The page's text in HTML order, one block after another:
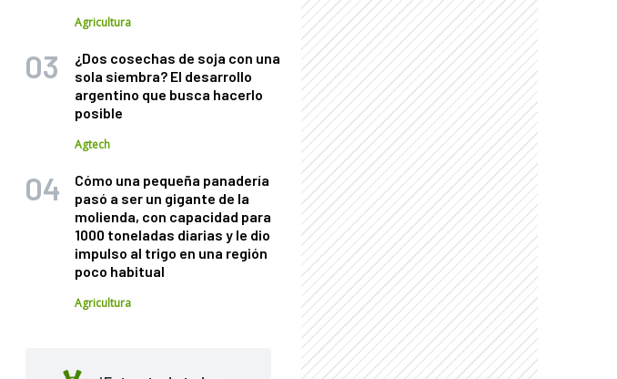
Agricultura
¿Dos cosechas de soja con una
sola siembra? El desarrollo
argentino que busca hacerlo
posible
Agtech
Cómo una pequeña panadería
pasó a ser un gigante de la
molienda, con capacidad para
1000 toneladas diarias y le dio
impulso al trigo en una región
poco habitual
Agricultura